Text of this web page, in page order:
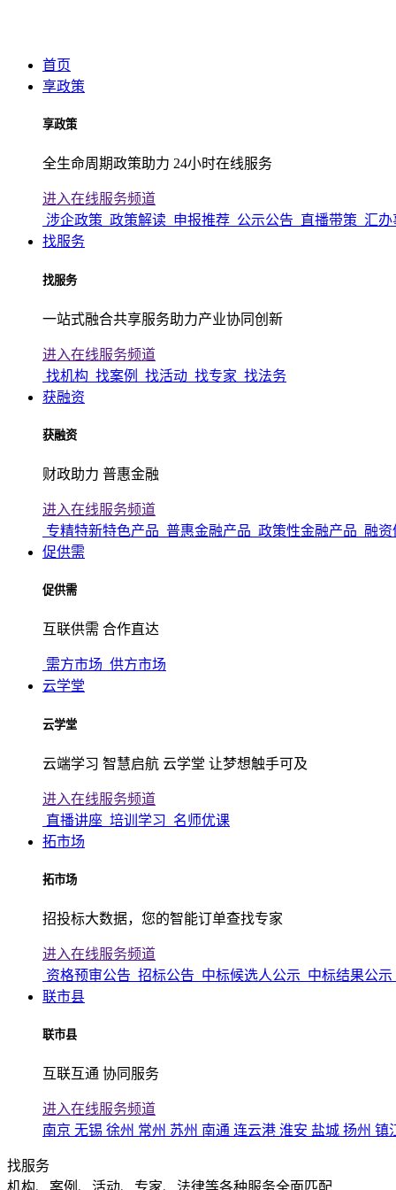
首页
享政策
享政策
全生命周期政策助力 24小时在线服务
进入在线服务频道
涉企政策 政策解读 申报推荐 公示公告 直播带策 汇办
找服务
找服务
一站式融合共享服务助力产业协同创新
进入在线服务频道
找机构 找案例 找活动 找专家 找法务
获融资
获融资
财政助力 普惠金融
进入在线服务频道
专精特新特色产品 普惠金融产品 政策性金融产品 融资
促供需
促供需
互联供需 合作直达
需方市场 供方市场
云学堂
云学堂
云端学习 智慧启航 云学堂 让梦想触手可及
进入在线服务频道
直播讲座 培训学习 名师优课
拓市场
拓市场
招投标大数据，您的智能订单查找专家
进入在线服务频道
资格预审公告 招标公告 中标候选人公示 中标结果公示
联市县
联市县
互联互通 协同服务
进入在线服务频道
南京 无锡 徐州 常州 苏州 南通 连云港 淮安 盐城 扬州 镇
找服务